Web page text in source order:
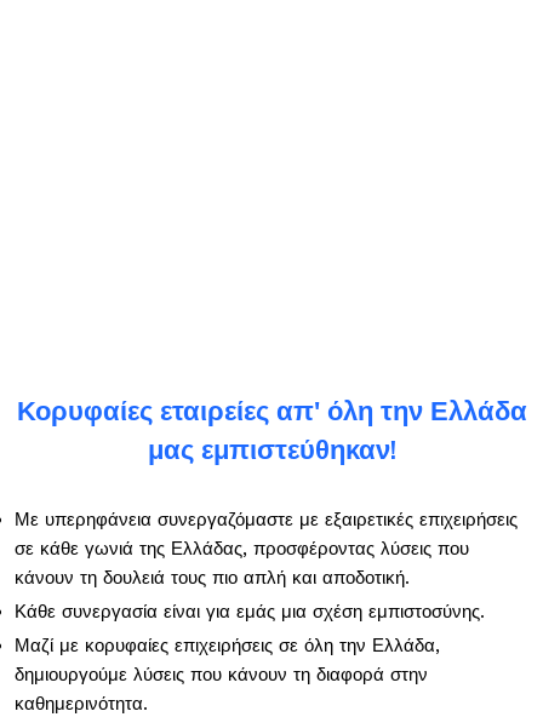
Κορυφαίες εταιρείες απ' όλη την Ελλάδα
μας εμπιστεύθηκαν!
Με υπερηφάνεια συνεργαζόμαστε με εξαιρετικές επιχειρήσεις
σε κάθε γωνιά της Ελλάδας, προσφέροντας λύσεις που
κάνουν τη δουλειά τους πιο απλή και αποδοτική.
Κάθε συνεργασία είναι για εμάς μια σχέση εμπιστοσύνης.
Μαζί με κορυφαίες επιχειρήσεις σε όλη την Ελλάδα,
δημιουργούμε λύσεις που κάνουν τη διαφορά στην
καθημερινότητα.